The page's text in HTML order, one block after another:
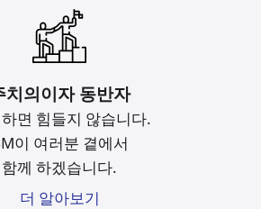
치의이자 동반자
면 힘들지 않습니다.
이 여러분 곁에서
함께 하겠습니다.
더 알아보기